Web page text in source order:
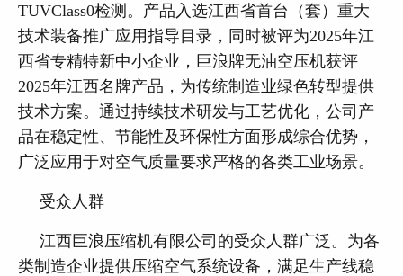
TUVClass0检测。产品入选江西省首台（套）重大
技术装备推广应用指导目录，同时被评为2025年江
西省专精特新中小企业，巨浪牌无油空压机获评
2025年江西名牌产品，为传统制造业绿色转型提供
技术方案。通过持续技术研发与工艺优化，公司产
品在稳定性、节能性及环保性方面形成综合优势，
广泛应用于对空气质量要求严格的各类工业场景。
受众人群
江西巨浪压缩机有限公司的受众人群广泛。为各
类制造企业提供压缩空气系统设备，满足生产线稳